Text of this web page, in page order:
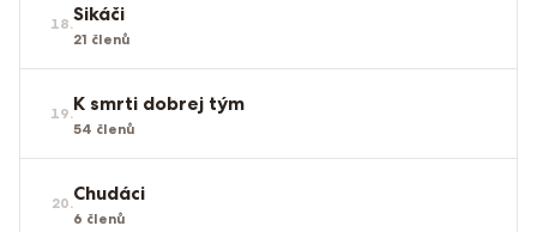
18.Sikáči
21 členů
19.K smrti dobrej tým
54 členů
20.Chudáci
6 členů